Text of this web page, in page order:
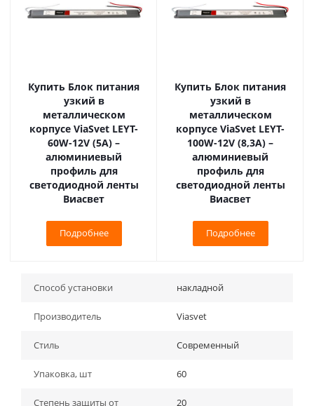
Купить Блок питания
узкий в
металлическом
корпусе ViaSvet LEYT-
60W-12V (5A) –
алюминиевый
профиль для
светодиодной ленты
Виасвет
Подробнее
Купить Блок питания
узкий в
металлическом
корпусе ViaSvet LEYT-
100W-12V (8,3A) –
алюминиевый
профиль для
светодиодной ленты
Виасвет
Подробнее
Способ установки накладной
Производитель Viasvet
Стиль Современный
Упаковка, шт 60
Степень защиты от 20